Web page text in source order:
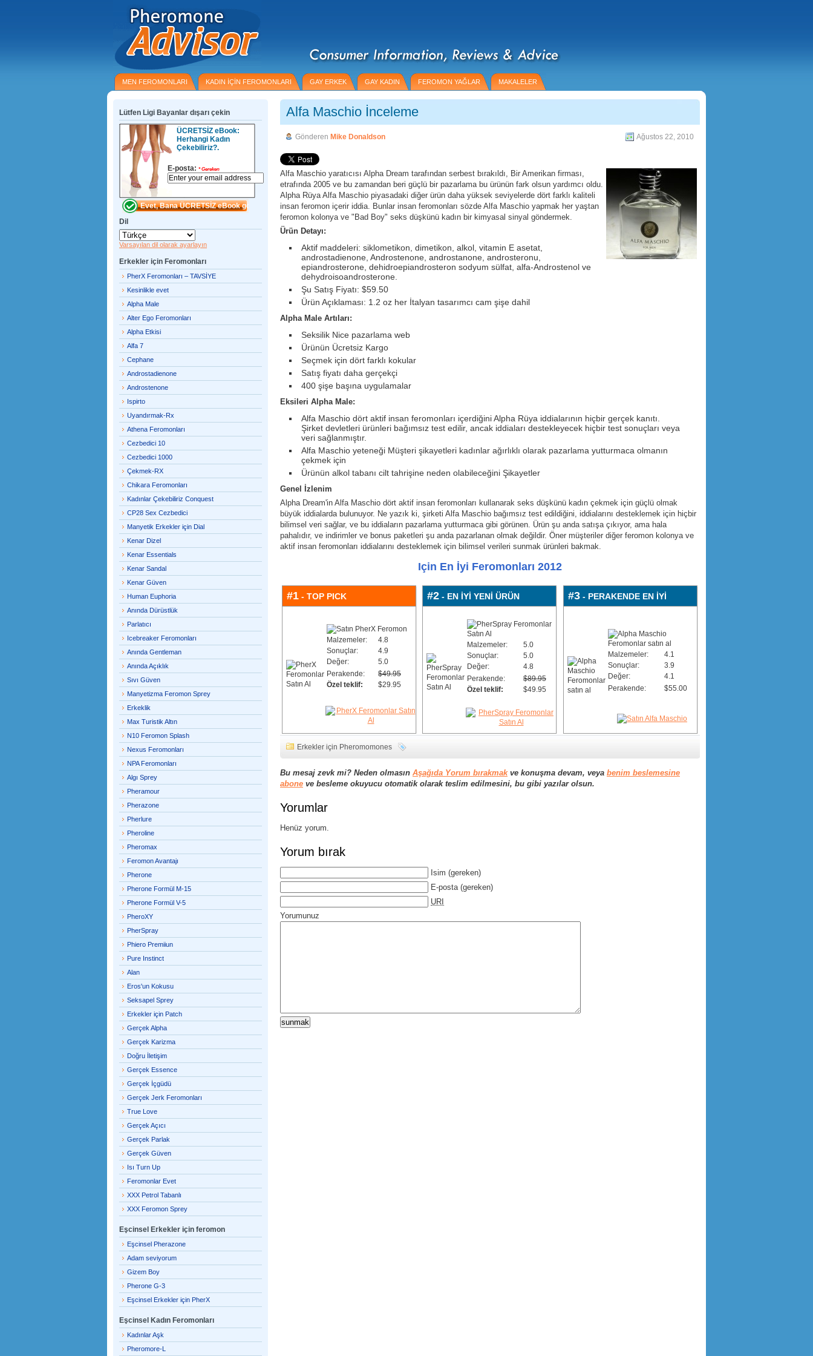
MEN FEROMONLARI KADIN IÇIN FEROMONLARI GAY ERKEK GAY KADIN FEROMON YAĞLAR MAKALELER
Alfa Maschio İnceleme
Gönderen Mike Donaldson Ağustos 22, 2010
Alfa Maschio yaratıcısı Alpha Dream tarafından serbest bırakıldı, Bir Amerikan firması,
etrafında 2005 ve bu zamandan beri güçlü bir pazarlama bu ürünün fark olsun yardımcı oldu.
Alpha Rüya Alfa Maschio piyasadaki diğer ürün daha yüksek seviyelerde dört farklı kaliteli
insan feromon içerir iddia. Bunlar insan feromonları sözde Alfa Maschio yapmak her yaştan
feromon kolonya ve "Bad Boy" seks düşkünü kadın bir kimyasal sinyal göndermek.
Ürün Detayı:
Aktif maddeleri: siklometikon, dimetikon, alkol, vitamin E asetat,
androstadienone, Androstenone, androstanone, androsteronu,
epiandrosterone, dehidroepiandrosteron sodyum sülfat, alfa-Androstenol ve
dehydroisoandrosterone.
Şu Satış Fiyatı: $59.50
Ürün Açıklaması: 1.2 oz her İtalyan tasarımcı cam şişe dahil
Alpha Male Artıları:
Seksilik Nice pazarlama web
Ürünün Ücretsiz Kargo
Seçmek için dört farklı kokular
Satış fiyatı daha gerçekçi
400 şişe başına uygulamalar
Eksileri Alpha Male:
Alfa Maschio dört aktif insan feromonları içerdiğini Alpha Rüya iddialarının hiçbir gerçek kanıtı.
Şirket devletleri ürünleri bağımsız test edilir, ancak iddiaları destekleyecek hiçbir test sonuçları veya
veri sağlanmıştır.
Alfa Maschio yeteneği Müşteri şikayetleri kadınlar ağırlıklı olarak pazarlama yutturmaca olmanın
çekmek için
Ürünün alkol tabanı cilt tahrişine neden olabileceğini Şikayetler
Genel İzlenim
Alpha Dream'in Alfa Maschio dört aktif insan feromonları kullanarak seks düşkünü kadın çekmek için güçlü olmak
büyük iddialarda bulunuyor. Ne yazık ki, şirketi Alfa Maschio bağımsız test edildiğini, iddialarını desteklemek için hiçbir
bilimsel veri sağlar, ve bu iddiaların pazarlama yutturmaca gibi görünen. Ürün şu anda satışa çıkıyor, ama hala
pahalıdır, ve indirimler ve bonus paketleri şu anda pazarlanan olmak değildir. Öner müşteriler diğer feromon kolonya ve
aktif insan feromonları iddialarını desteklemek için bilimsel verileri sunmak ürünleri bakmak.
Için En İyi Feromonları 2012
#1 - TOP PICK
Malzemeler:
4.8
Sonuçlar:
4.9
Değer:
5.0
Perakende:
$49.95
Özel teklif:
$29.95
#2 - EN İYİ YENİ ÜRÜN
Malzemeler:
5.0
Sonuçlar:
5.0
Değer:
4.8
Perakende:
$89.95
Özel teklif:
$49.95
#3 - PERAKENDE EN İYİ
Malzemeler:
4.1
Sonuçlar:
3.9
Değer:
4.1
Perakende:
$55.00
Erkekler için Pheromomones
Bu mesaj zevk mi? Neden olmasın Aşağıda Yorum bırakmakve konuşma devam, veya benim beslemesine
abone ve besleme okuyucu otomatik olarak teslim edilmesini, bu gibi yazılar olsun.
Yorumlar
Henüz yorum.
Yorum bırak
Isim (gereken)
E-posta(gereken)
URI
Yorumunuz
Lütfen Ligi Bayanlar dışarı çekin
ÜCRETSİZ eBook:
Herhangi Kadın
Çekebiliriz?.
E-posta: *Gereken
Dil
Varsayılan dil olarak ayarlayın
Erkekler için Feromonları
PherX Feromonları – TAVSİYE
Kesinlikle evet
Alpha Male
Alter Ego Feromonları
Alpha Etkisi
Alfa 7
Cephane
Androstadienone
Androstenone
Ispirto
Uyandırmak-Rx
Athena Feromonları
Cezbedici 10
Cezbedici 1000
Çekmek-RX
Chikara Feromonları
Kadınlar Çekebiliriz Conquest
CP28 Sex Cezbedici
Manyetik Erkekler için Dial
Kenar Dizel
Kenar Essentials
Kenar Sandal
Kenar Güven
Human Euphoria
Anında Dürüstlük
Parlatıcı
Icebreaker Feromonları
Anında Gentleman
Anında Açıklık
Sıvı Güven
Manyetizma Feromon Sprey
Erkeklik
Max Turistik Altın
N10 Feromon Splash
Nexus Feromonları
NPA Feromonları
Algı Sprey
Pheramour
Pherazone
Pherlure
Pheroline
Pheromax
Feromon Avantajı
Pherone
Pherone Formül M-15
Pherone Formül V-5
PheroXY
PherSpray
Phiero Premiiun
Pure Instinct
Alan
Eros'un Kokusu
Seksapel Sprey
Erkekler için Patch
Gerçek Alpha
Gerçek Karizma
Doğru İletişim
Gerçek Essence
Gerçek İçgüdü
Gerçek Jerk Feromonları
True Love
Gerçek Açıcı
Gerçek Parlak
Gerçek Güven
Isı Turn Up
Feromonlar Evet
XXX Petrol Tabanlı
XXX Feromon Sprey
Eşcinsel Erkekler için feromon
Eşcinsel Pherazone
Adam seviyorum
Gizem Boy
Pherone G-3
Eşcinsel Erkekler için PherX
Eşcinsel Kadın Feromonları
Kadınlar Aşk
Pheromore-L